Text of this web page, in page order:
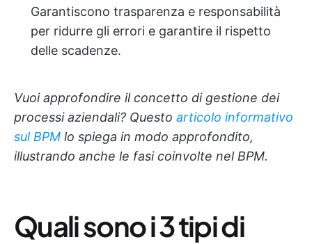
Garantiscono trasparenza e responsabilità
per ridurre gli errori e garantire il rispetto
delle scadenze.
Vuoi approfondire il concetto di gestione dei
processi aziendali? Questo articolo informativo
sul BPM lo spiega in modo approfondito,
illustrando anche le fasi coinvolte nel BPM.
Quali sono i 3 tipi di